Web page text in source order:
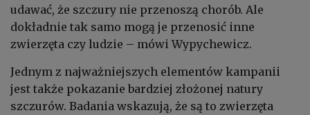
udawać, że szczury nie przenoszą chorób. Ale
dokładnie tak samo mogą je przenosić inne
zwierzęta czy ludzie – mówi Wypychewicz.
Jednym z najważniejszych elementów kampanii
jest także pokazanie bardziej złożonej natury
szczurów. Badania wskazują, że są to zwierzęta